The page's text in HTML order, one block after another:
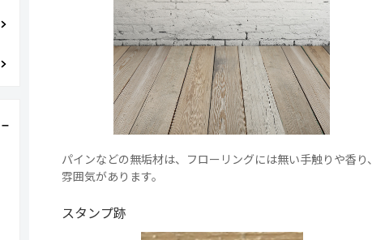
パインなどの無垢材は、フローリングには無い手触りや香り、
雰囲気があります。
スタンプ跡